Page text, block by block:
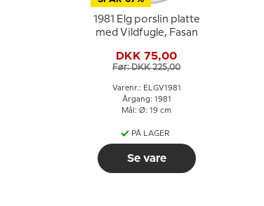
1981 Elg porslin platte
med Vildfugle, Fasan
DKK 75,00
Før: DKK 225,00
Varenr.: ELGV1981
Årgang: 1981
Mål: Ø: 19 cm
PÅ LAGER
Se vare